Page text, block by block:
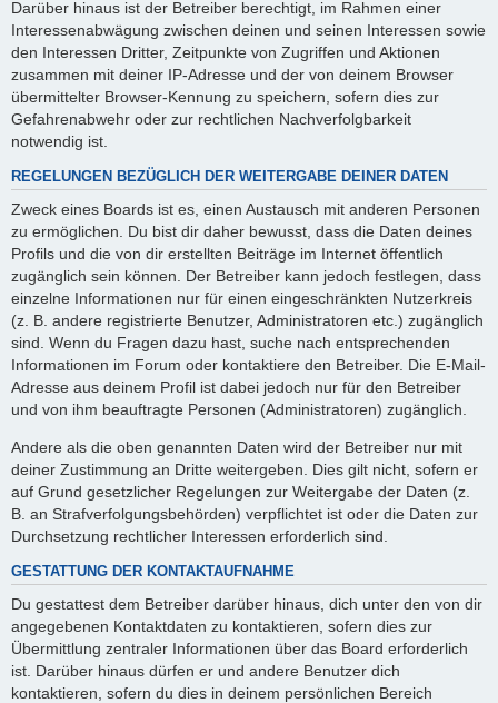
Darüber hinaus ist der Betreiber berechtigt, im Rahmen einer
Interessenabwägung zwischen deinen und seinen Interessen sowie
den Interessen Dritter, Zeitpunkte von Zugriffen und Aktionen
zusammen mit deiner IP-Adresse und der von deinem Browser
übermittelter Browser-Kennung zu speichern, sofern dies zur
Gefahrenabwehr oder zur rechtlichen Nachverfolgbarkeit
notwendig ist.
REGELUNGEN BEZÜGLICH DER WEITERGABE DEINER DATEN
Zweck eines Boards ist es, einen Austausch mit anderen Personen
zu ermöglichen. Du bist dir daher bewusst, dass die Daten deines
Profils und die von dir erstellten Beiträge im Internet öffentlich
zugänglich sein können. Der Betreiber kann jedoch festlegen, dass
einzelne Informationen nur für einen eingeschränkten Nutzerkreis
(z. B. andere registrierte Benutzer, Administratoren etc.) zugänglich
sind. Wenn du Fragen dazu hast, suche nach entsprechenden
Informationen im Forum oder kontaktiere den Betreiber. Die E-Mail-
Adresse aus deinem Profil ist dabei jedoch nur für den Betreiber
und von ihm beauftragte Personen (Administratoren) zugänglich.
Andere als die oben genannten Daten wird der Betreiber nur mit
deiner Zustimmung an Dritte weitergeben. Dies gilt nicht, sofern er
auf Grund gesetzlicher Regelungen zur Weitergabe der Daten (z.
B. an Strafverfolgungsbehörden) verpflichtet ist oder die Daten zur
Durchsetzung rechtlicher Interessen erforderlich sind.
GESTATTUNG DER KONTAKTAUFNAHME
Du gestattest dem Betreiber darüber hinaus, dich unter den von dir
angegebenen Kontaktdaten zu kontaktieren, sofern dies zur
Übermittlung zentraler Informationen über das Board erforderlich
ist. Darüber hinaus dürfen er und andere Benutzer dich
kontaktieren, sofern du dies in deinem persönlichen Bereich